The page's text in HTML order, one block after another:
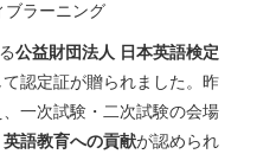
ブラーニング
公益財団法人 日本英語検定
て認定証が贈られました。昨
一次試験・二次試験の会場
英語教育への貢献が認められ